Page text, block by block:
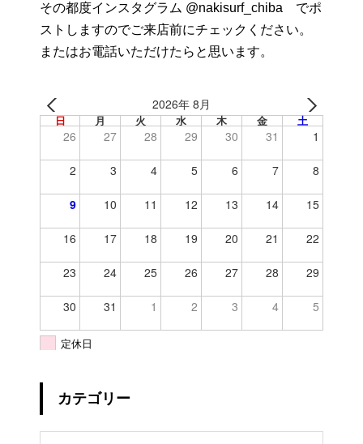
その都度インスタグラム @nakisurf_chiba でポ
ストしますのでご来店前にチェックください。
またはお電話いただけたらと思います。
2026年 8月
日 月 火 水 木 金 土
26 27 28 29 30 31 1
2 3 4 5 6 7 8
9 10 11 12 13 14 15
16 17 18 19 20 21 22
23 24 25 26 27 28 29
30 31 1 2 3 4 5
定休日
カテゴリー